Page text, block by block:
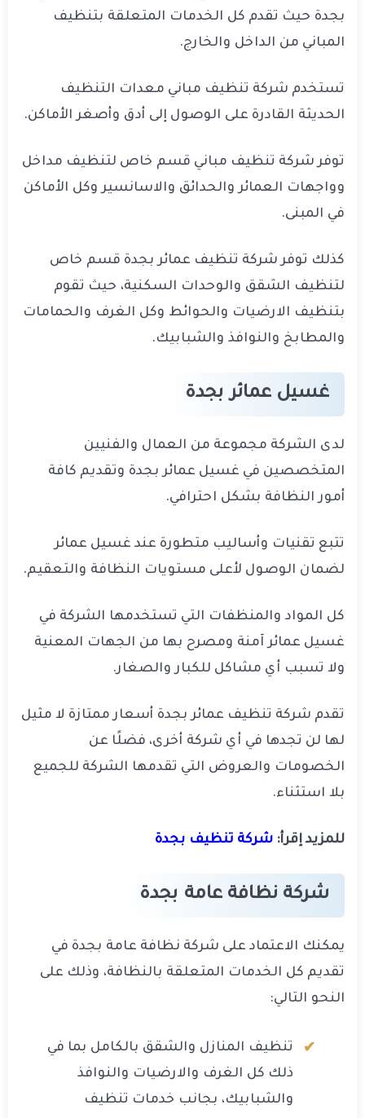
بجدة حيث تقدم كل الخدمات المتعلقة بتنظيف
المباني من الداخل والخارج.
تستخدم شركة تنظيف مباني معدات التنظيف
الحديثة القادرة على الوصول إلى أدق وأصغر الأماكن.
توفر شركة تنظيف مباني قسم خاص لتنظيف مداخل
وواجهات العمائر والحدائق والاسانسير وكل الأماكن
في المبنى.
كذلك توفر شركة تنظيف عمائر بجدة قسم خاص
لتنظيف الشقق والوحدات السكنية، حيث تقوم
بتنظيف الارضيات والحوائط وكل الغرف والحمامات
والمطابخ والنوافذ والشبابيك.
غسيل عمائر بجدة
لدى الشركة مجموعة من العمال والفنيين
المتخصصين في غسيل عمائر بجدة وتقديم كافة
أمور النظافة بشكل احترافي.
تتبع تقنيات وأساليب متطورة عند غسيل عمائر
لضمان الوصول لأعلى مستويات النظافة والتعقيم.
كل المواد والمنظفات التي تستخدمها الشركة في
غسيل عمائر آمنة ومصرح بها من الجهات المعنية
ولا تسبب أي مشاكل للكبار والصغار.
تقدم شركة تنظيف عمائر بجدة أسعار ممتازة لا مثيل
لها لن تجدها في أي شركة أخرى، فضلًا عن
الخصومات والعروض التي تقدمها الشركة للجميع
بلا استثناء.
للمزيد إقرأ: شركة تنظيف بجدة
شركة نظافة عامة بجدة
يمكنك الاعتماد على شركة نظافة عامة بجدة في
تقديم كل الخدمات المتعلقة بالنظافة، وذلك على
النحو التالي:
تنظيف المنازل والشقق بالكامل بما في
ذلك كل الغرف والارضيات والنوافذ
والشبابيك، بجانب خدمات تنظيف